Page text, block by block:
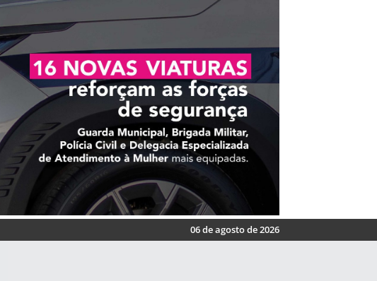
06 de agosto de 2026